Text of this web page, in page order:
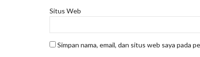
Situs Web
Simpan nama, email, dan situs web saya pada